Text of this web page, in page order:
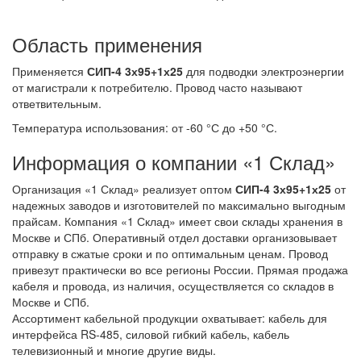
Область применения
Применяется СИП-4 3х95+1х25 для подводки электроэнергии
от магистрали к потребителю. Провод часто называют
ответвительным.
Температура использования: от -60 °С до +50 °С.
Информация о компании «1 Склад»
Организация «1 Склад» реализует оптом СИП-4 3х95+1х25 от
надежных заводов и изготовителей по максимально выгодным
прайсам. Компания «1 Склад» имеет свои склады хранения в
Москве и СПб. Оперативный отдел доставки организовывает
отправку в сжатые сроки и по оптимальным ценам. Провод
привезут практически во все регионы России. Прямая продажа
кабеля и провода, из наличия, осуществляется со складов в
Москве и СПб.
Ассортимент кабельной продукции охватывает: кабель для
интерфейса RS-485, силовой гибкий кабель, кабель
телевизионный и многие другие виды.